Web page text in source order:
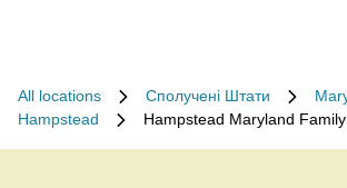
All locations Сполучені Штати
Hampstead
Hampstead Maryland